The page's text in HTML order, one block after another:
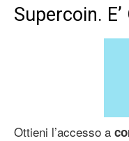
Supercoin.
Ottieni l’accesso a